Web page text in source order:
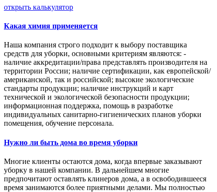
открыть калькулятор
Какая химия применяется
Наша компания строго подходит к выбору поставщика
средств для уборки, основными критериям являются: -
наличие аккредитации/права представлять производителя на
территории России; наличие сертификации, как европейской/
американской, так и российской; высокие экологические
стандарты продукции; наличие инструкций и карт
технической и экологической безопасности продукции;
информационная поддержка, помощь в разработке
индивидуальных санитарно-гигиенических планов уборки
помещения, обучение персонала.
Нужно ли быть дома во время уборки
Многие клиенты остаются дома, когда впервые заказывают
уборку в нашей компании. В дальнейшем многие
предпочитают оставлять клинеров дома, а в освободившееся
время занимаются более приятными делами. Мы полностью